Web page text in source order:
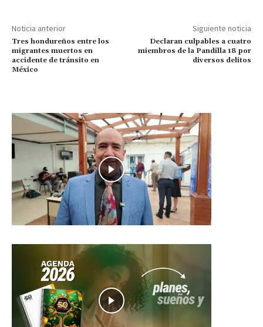
Noticia anterior
Tres hondureños entre los
migrantes muertos en
accidente de tránsito en
México
Siguiente noticia
Declaran culpables a cuatro
miembros de la Pandilla 18 por
diversos delitos